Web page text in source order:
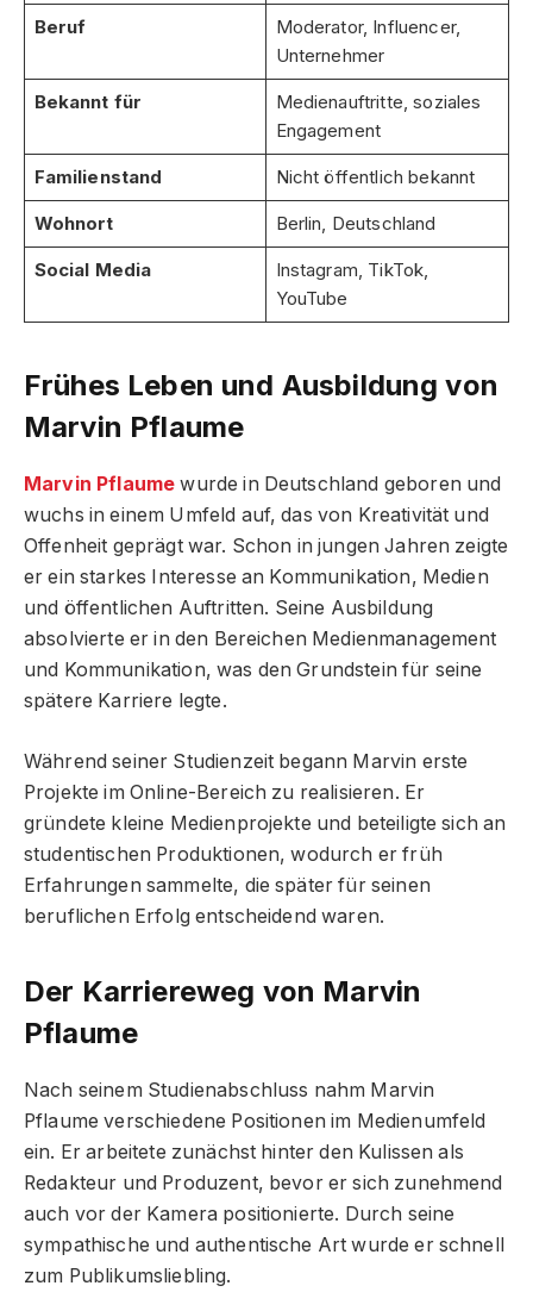
Beruf
Moderator, Influencer,
Unternehmer
Bekannt für
Medienauftritte, soziales
Engagement
Familienstand Nicht öffentlich bekannt
Wohnort Berlin, Deutschland
Social Media
Instagram, TikTok,
YouTube
Frühes Leben und Ausbildung von
Marvin Pflaume
Marvin Pflaume wurde in Deutschland geboren und
wuchs in einem Umfeld auf, das von Kreativität und
Offenheit geprägt war. Schon in jungen Jahren zeigte
er ein starkes Interesse an Kommunikation, Medien
und öffentlichen Auftritten. Seine Ausbildung
absolvierte er in den Bereichen Medienmanagement
und Kommunikation, was den Grundstein für seine
spätere Karriere legte.
Während seiner Studienzeit begann Marvin erste
Projekte im Online-Bereich zu realisieren. Er
gründete kleine Medienprojekte und beteiligte sich an
studentischen Produktionen, wodurch er früh
Erfahrungen sammelte, die später für seinen
beruflichen Erfolg entscheidend waren.
Der Karriereweg von Marvin
Pflaume
Nach seinem Studienabschluss nahm Marvin
Pflaume verschiedene Positionen im Medienumfeld
ein. Er arbeitete zunächst hinter den Kulissen als
Redakteur und Produzent, bevor er sich zunehmend
auch vor der Kamera positionierte. Durch seine
sympathische und authentische Art wurde er schnell
zum Publikumsliebling.